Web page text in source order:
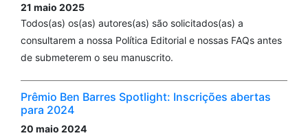
21 maio 2025
Todos(as) os(as) autores(as) são solicitados(as) a
consultarem a nossa Política Editorial e nossas FAQs antes
de submeterem o seu manuscrito.
Prêmio Ben Barres Spotlight: Inscrições abertas
para 2024
20 maio 2024